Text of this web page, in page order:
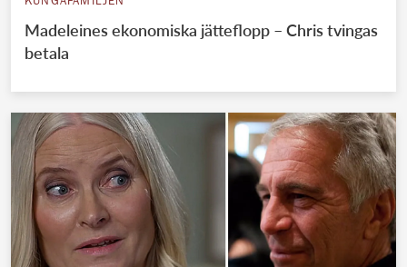
Madeleines ekonomiska jätteflopp – Chris tvingas
betala